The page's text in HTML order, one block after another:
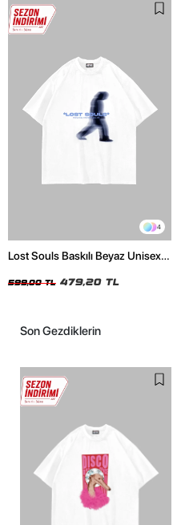
4
Lost Souls Baskılı Beyaz Unisex
599,00 TL 479,20 TL
Son Gezdiklerin